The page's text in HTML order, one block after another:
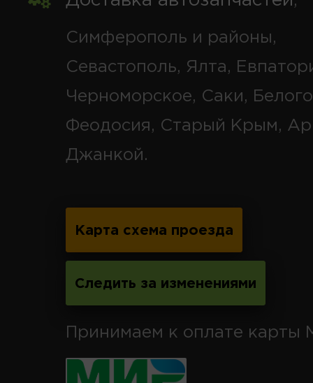
Симферополь и районы,
Севастополь, Ялта,
Черноморское, Саки,
Феодосия, Старый Крым,
Джанкой.
Карта схема проезда
Следить за изменениями
Принимаем к оплате карты